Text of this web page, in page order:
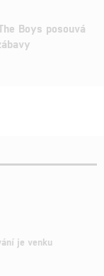
Boys posouvá
je venku